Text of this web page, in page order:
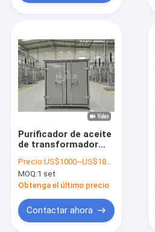
Purificador de aceite
de transformador
NAS para aceite
limpio y puro
Precio:US$1000~US$18000
MOQ:1 set
Obtenga el último precio
Contactar ahora